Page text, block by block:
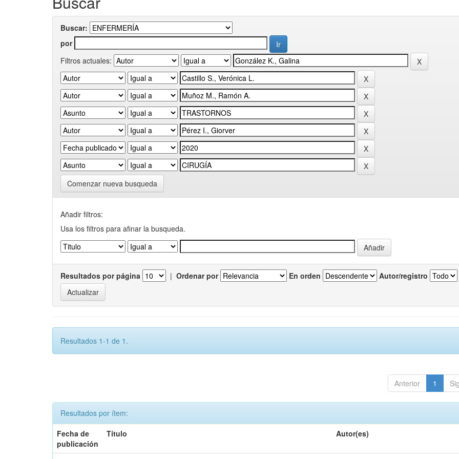
Buscar:
por
Filtros actuales:
Comenzar nueva busqueda
Añadir filtros:
Usa los filtros para afinar la busqueda.
Resultados por página | Ordenar por En orden Autor/registro
Resultados 1-1 de 1.
Anterior 1
Resultados por ítem:
Fecha de
publicación
Título Autor(es)